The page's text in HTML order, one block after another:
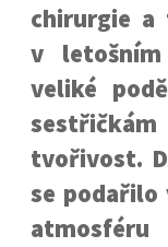
chirurgie a
v
veliké
tvořivost.
se